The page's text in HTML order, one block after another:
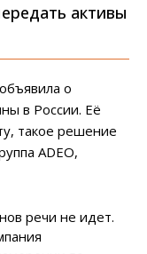
активы
о
в России. Её
такое решение
ADEO,
речи не идет.